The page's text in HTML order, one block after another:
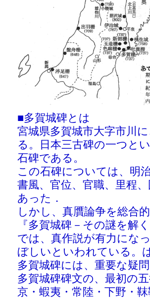
■多賀城碑とは
宮城県多賀城市大字市川
る。日本三古碑の一つと
石碑である。
この石碑については、明
書風、官位、官職、里程
あった．
しかし、真贋論争を総合
『多賀城碑－その謎を解
では、真作説が有力にな
ぼしいといわれている。
多賀城碑には、重要な疑
多賀城碑碑文の、最初の
京・蝦夷・常陸・下野・